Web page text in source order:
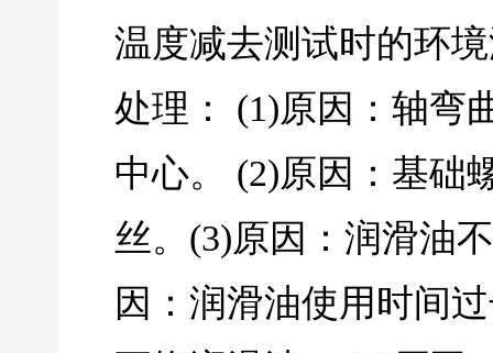
温度减去测试时的环
处理： (1)原因：轴弯
中心。 (2)原因：基础
丝。(3)原因：润滑油
因：润滑油使用时间